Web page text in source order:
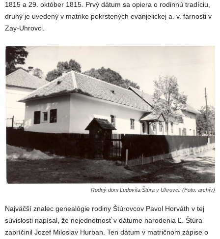
1815 a 29. október 1815. Prvý dátum sa opiera o rodinnú tradíciu,
druhý je uvedený v matrike pokrstených evanjelickej a. v. farnosti v
Zay-Uhrovci.
Rodný dom Ľudovíta Štúra v Uhrovci. (Foto: archív)
Najväčší znalec genealógie rodiny Štúrovcov Pavol Horváth v tej
súvislosti napísal, že nejednotnosť v dátume narodenia Ľ. Štúra
zapríčinil Jozef Miloslav Hurban. Ten dátum v matričnom zápise o